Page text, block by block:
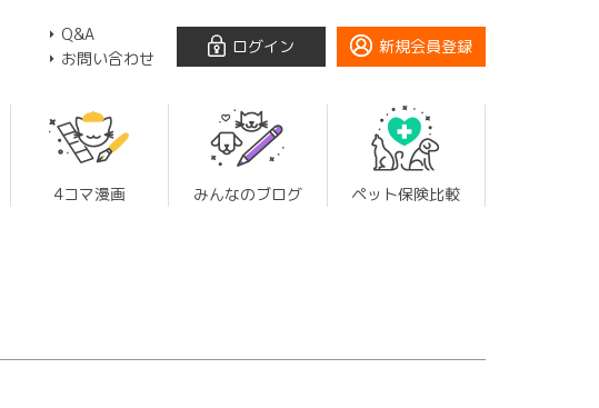
Q&A
お問い合わせ
ログイン 新規会員登録
4コマ漫画 みんなのブログ ペット保険比較